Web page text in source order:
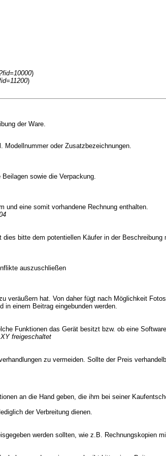
)
)
der Ware.
oder Zusatzbezeichnungen.
sowie die Verpackung.
und eine somit vorhandene Rechnung enthalten.
bitte dem potentiellen Käufer in der Beschreibung
auszuschließen
veräußern hat. Von daher fügt nach Möglichkeit
einem Beitrag eingebunden werden.
Funktionen das Gerät besitzt bzw. ob eine
freigeschaltet
zu vermeiden. Sollte der Preis
an die Hand geben, die ihm bei seiner
der Verbreitung dienen.
werden sollten, wie z.B. Rechnungskopien